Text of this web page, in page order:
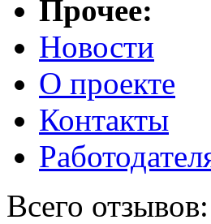
Прочее:
Новости
О проекте
Контакты
Всего отзывов: